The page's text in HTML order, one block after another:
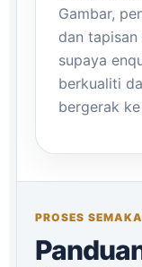
Gambar,
dan
supaya
berkualiti
bergerak
PROSES